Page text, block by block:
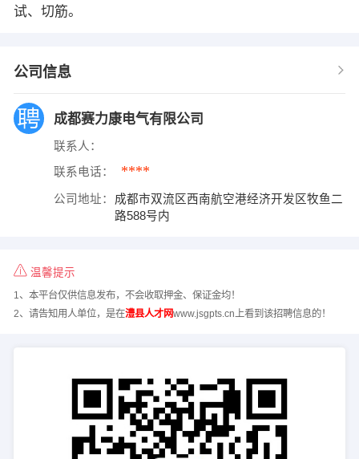
试、切筋。
公司信息
成都赛力康电气有限公司
联系人：
联系电话： ****
公司地址：
成都市双流区西南航空港经济开发区牧鱼二
路588号内
温馨提示
1、本平台仅供信息发布，不会收取押金、保证金均！
2、请告知用人单位，是在澧县人才网www.jsgpts.cn上看到该招聘信息的！